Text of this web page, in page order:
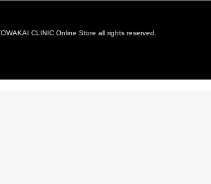
CLINIC Online Store all rights reserved.